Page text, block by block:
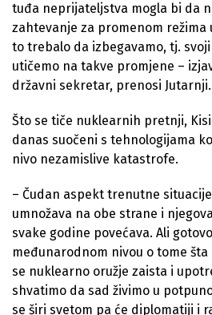
tuđa neprijateljstva mogla bi da
zahtevanje za promenom režima
to trebalo da izbegavamo, tj.
utičemo na takve promjene –
državni sekretar, prenosi Jutarnji.
Što se tiče nuklearnih pretnji,
danas suočeni s tehnologijama
nivo nezamislive katastrofe.
– Čudan aspekt trenutne
umnožava na obe strane i
svake godine povećava. Ali
međunarodnom nivou o tome
se nuklearno oružje zaista i
shvatimo da sad živimo u
se širi svetom pa će diplomatiji i